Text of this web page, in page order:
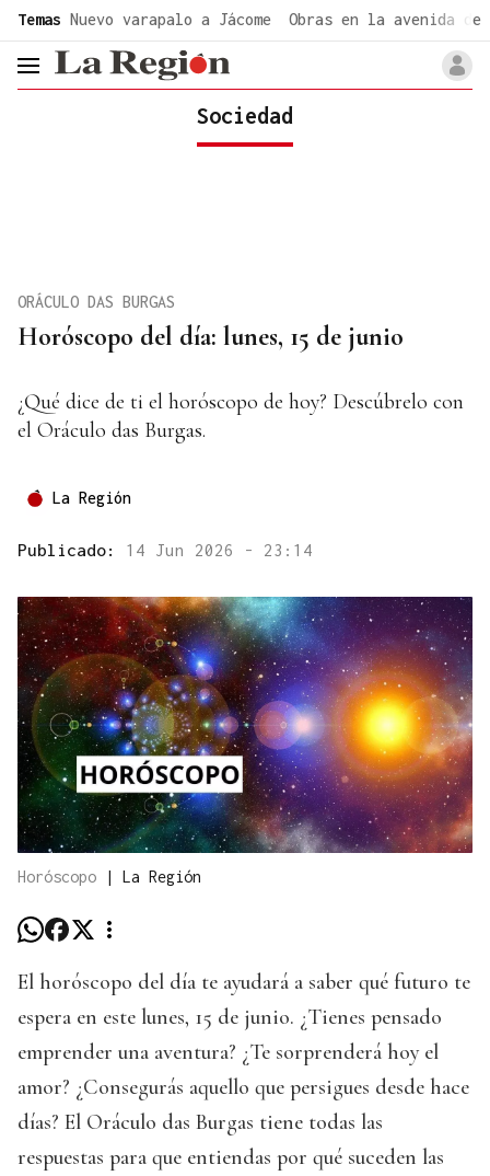
Temas Nuevo varapalo a Jácome Obras en la avenida de
header.menu.open
Sociedad
Horóscopo del día: lunes, 15 de junio
ORÁCULO DAS BURGAS
¿Qué dice de ti el horóscopo de hoy? Descúbrelo con
el Oráculo das Burgas.
La Región
Publicado: 14 Jun 2026 - 23:14
Horóscopo | La Región
El horóscopo del día te ayudará a saber qué futuro te
espera en este lunes, 15 de junio. ¿Tienes pensado
emprender una aventura? ¿Te sorprenderá hoy el
amor? ¿Consegurás aquello que persigues desde hace
días? El Oráculo das Burgas tiene todas las
respuestas para que entiendas por qué suceden las